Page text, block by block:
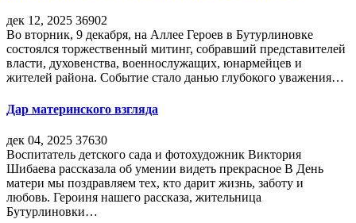
дек 12, 2025 36902
Во вторник, 9 декабря, на Аллее Героев в Бутурлиновке
состоялся торжественный митинг, собравший представителей
власти, духовенства, военнослужащих, юнармейцев и
жителей района. Событие стало данью глубокого уважения…
Дар материнского взгляда
дек 04, 2025 37630
Воспитатель детского сада и фотохудожник Виктория
Шибаева рассказала об умении видеть прекрасное В День
матери мы поздравляем тех, кто дарит жизнь, заботу и
любовь. Героиня нашего рассказа, жительница
Бутурлиновки…